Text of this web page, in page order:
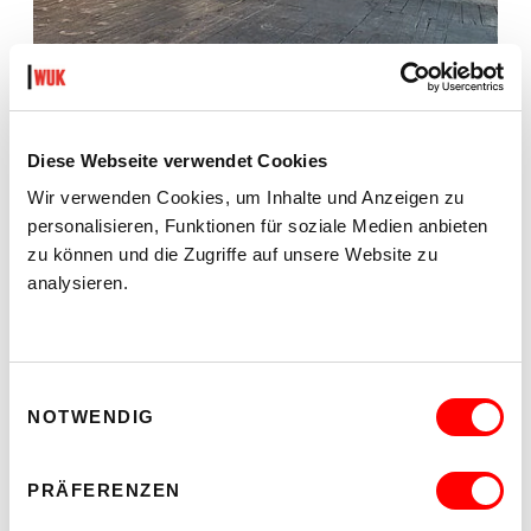
Diese Webseite verwendet Cookies
Wir verwenden Cookies, um Inhalte und Anzeigen zu
personalisieren, Funktionen für soziale Medien anbieten
zu können und die Zugriffe auf unsere Website zu
analysieren.
NOTWENDIG
PRÄFERENZEN